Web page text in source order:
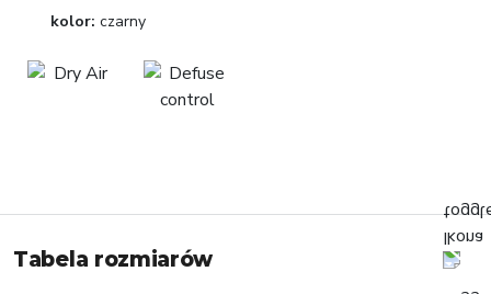
kolor: czarny
Tabela rozmiarów